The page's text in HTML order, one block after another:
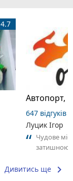
4.7
Автопорт,
647 відгуків
Луцик Ігор
Чудове
затишною
Дивитись ще keyboard_arrow_right